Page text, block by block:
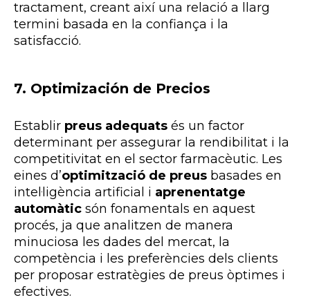
tractament, creant així una relació a llarg
termini basada en la confiança i la
satisfacció.
7. Optimización de Precios
Establir preus adequats és un factor
determinant per assegurar la rendibilitat i la
competitivitat en el sector farmacèutic. Les
eines d’optimització de preus basades en
intel·ligència artificial i aprenentatge
automàtic són fonamentals en aquest
procés, ja que analitzen de manera
minuciosa les dades del mercat, la
competència i les preferències dels clients
per proposar estratègies de preus òptimes i
efectives.